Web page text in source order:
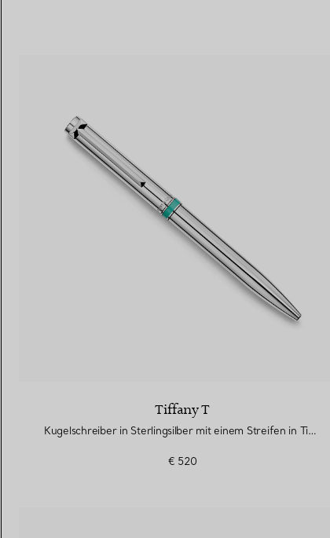
Tiffany T
Kugelschreiber in Sterlingsilber mit einem Streifen in Tiffany Blue®
€ 520